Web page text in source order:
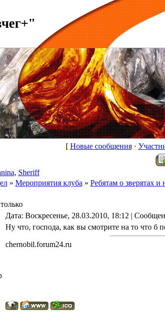
[ Новые сообщения·
, Sheriff
» Мероприятия клуба » Ребятам о зверятах и
Дата: Воскресенье, 28.03.2010, 18:12 |
Ну что, господа, как вы смотрите на то что б
chernobil.forum24.ru